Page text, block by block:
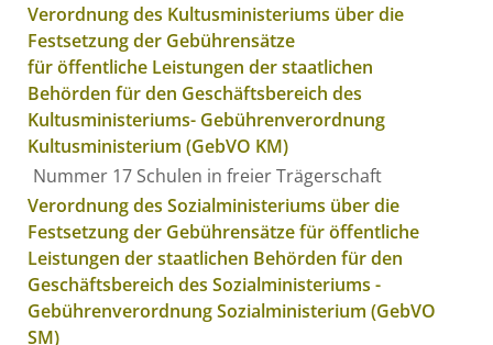
Verordnung des Kultusministeriums über die
Festsetzung der Gebührensätze
für öffentliche Leistungen der staatlichen
Behörden für den Geschäftsbereich des
Kultusministeriums- Gebührenverordnung
Kultusministerium (GebVO KM)
Nummer 17 Schulen in freier Trägerschaft
Verordnung des Sozialministeriums über die
Festsetzung der Gebührensätze für öffentliche
Leistungen der staatlichen Behörden für den
Geschäftsbereich des Sozialministeriums -
Gebührenverordnung Sozialministerium (GebVO
SM)